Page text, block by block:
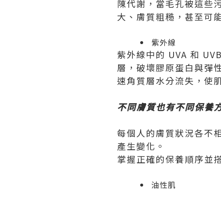
陳代謝，當毛孔被這些
大、膚質粗糙，甚至可
紫外線
紫外線中的 UVA 和
層，破壞膠原蛋白與彈
速角質層水分流失，使
不同膚質也有不同保養
每個人的膚質狀況各不
產生變化。
掌握正確的保養順序並
油性肌